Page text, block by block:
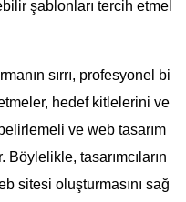
şablonları tercih etmel
sırrı, profesyonel bi
hedef kitlelerini ve
ve web tasarım
Böylelikle, tasarımcıların
sitesi oluşturmasını sağ